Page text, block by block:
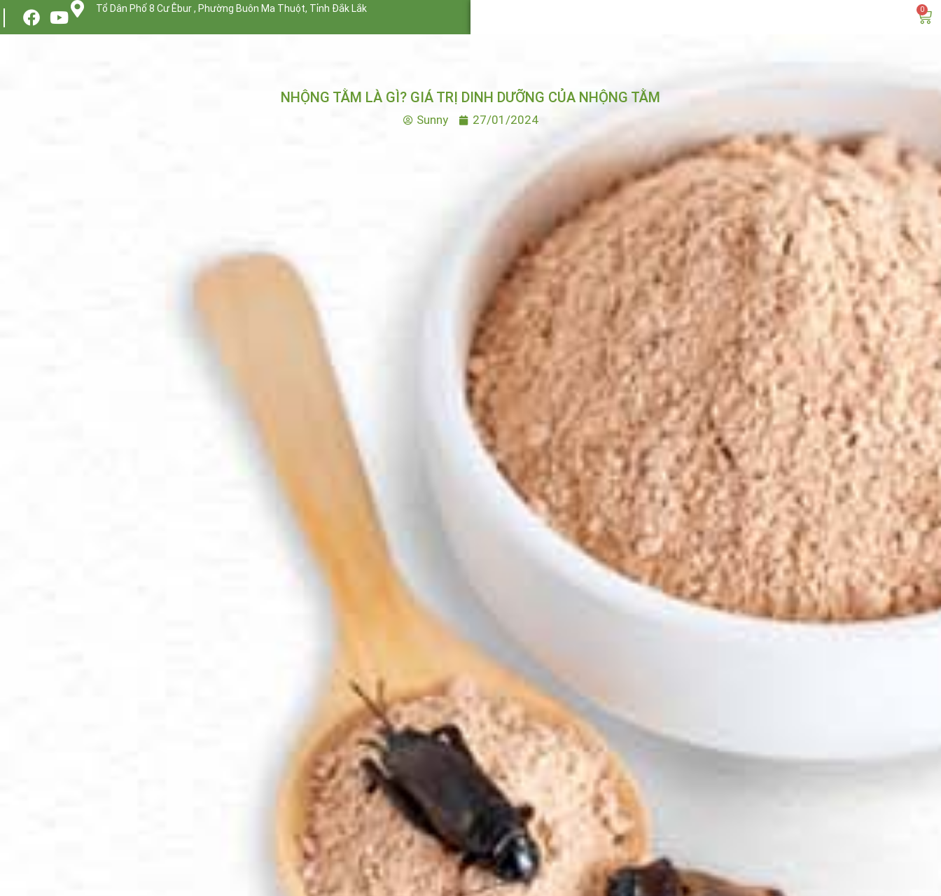
Tổ Dân Phố 8 Cư Êbur , Phường Buôn Ma Thuột, Tỉnh Đắk Lắk 0
NHỘNG TẰM LÀ GÌ? GIÁ TRỊ DINH DƯỠNG CỦA NHỘNG TẰM
Sunny 27/01/2024